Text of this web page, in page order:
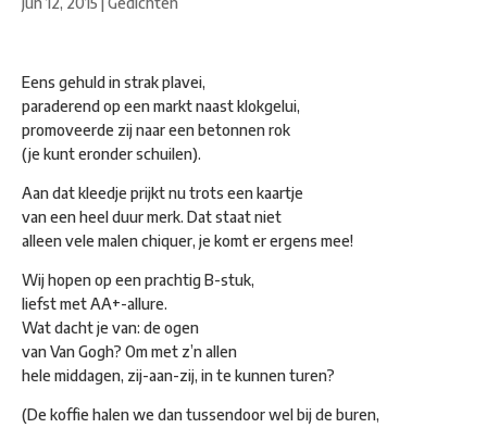
Eens gehuld in strak plavei,
paraderend op een markt naast klokgelui,
promoveerde zij naar een betonnen rok
(je kunt eronder schuilen).
Aan dat kleedje prijkt nu trots een kaartje
van een heel duur merk. Dat staat niet
alleen vele malen chiquer, je komt er ergens mee!
Wij hopen op een prachtig B-stuk,
liefst met AA+-allure.
Wat dacht je van: de ogen
van Van Gogh? Om met z’n allen
hele middagen, zij-aan-zij, in te kunnen turen?
(De koffie halen we dan tussendoor wel bij de buren,